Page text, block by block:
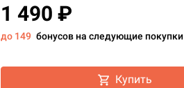
1 490 ₽
до 149 бонусов на следующие покупки
Купить